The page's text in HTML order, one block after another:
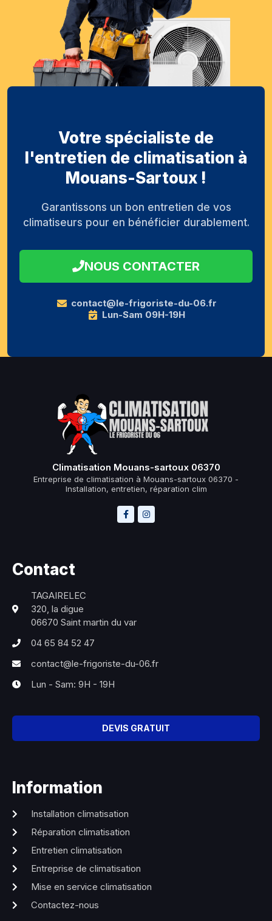
Votre spécialiste de
l'entretien de climatisation à
Mouans-Sartoux !
Garantissons un bon entretien de vos
climatiseurs pour en bénéficier durablement.
NOUS CONTACTER
contact@le-frigoriste-du-06.fr
Lun-Sam 09H-19H
Climatisation Mouans-sartoux 06370
Entreprise de climatisation à Mouans-sartoux 06370 -
Installation, entretien, réparation clim
Contact
TAGAIRELEC
320, la digue
06670 Saint martin du var
04 65 84 52 47
contact@le-frigoriste-du-06.fr
Lun - Sam: 9H - 19H
DEVIS GRATUIT
Information
Installation climatisation
Réparation climatisation
Entretien climatisation
Entreprise de climatisation
Mise en service climatisation
Contactez-nous